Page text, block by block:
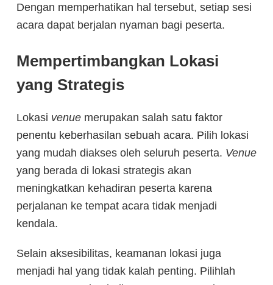
Dengan memperhatikan hal tersebut, setiap sesi
acara dapat berjalan nyaman bagi peserta.
Mempertimbangkan Lokasi
yang Strategis
Lokasi venue merupakan salah satu faktor
penentu keberhasilan sebuah acara. Pilih lokasi
yang mudah diakses oleh seluruh peserta. Venue
yang berada di lokasi strategis akan
meningkatkan kehadiran peserta karena
perjalanan ke tempat acara tidak menjadi
kendala.
Selain aksesibilitas, keamanan lokasi juga
menjadi hal yang tidak kalah penting. Pilihlah